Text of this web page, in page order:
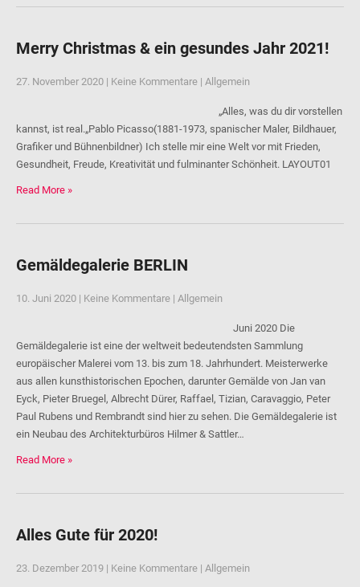
Merry Christmas & ein gesundes Jahr 2021!
27. November 2020 | Keine Kommentare | Allgemein
„Alles, was du dir vorstellen
kannst, ist real.„Pablo Picasso(1881-1973, spanischer Maler, Bildhauer,
Grafiker und Bühnenbildner) Ich stelle mir eine Welt vor mit Frieden,
Gesundheit, Freude, Kreativität und fulminanter Schönheit. LAYOUT01
Read More »
Gemäldegalerie BERLIN
10. Juni 2020 | Keine Kommentare | Allgemein
Juni 2020 Die
Gemäldegalerie ist eine der weltweit bedeutendsten Sammlung
europäischer Malerei vom 13. bis zum 18. Jahrhundert. Meisterwerke
aus allen kunsthistorischen Epochen, darunter Gemälde von Jan van
Eyck, Pieter Bruegel, Albrecht Dürer, Raffael, Tizian, Caravaggio, Peter
Paul Rubens und Rembrandt sind hier zu sehen. Die Gemäldegalerie ist
ein Neubau des Architekturbüros Hilmer & Sattler…
Read More »
Alles Gute für 2020!
23. Dezember 2019 | Keine Kommentare | Allgemein